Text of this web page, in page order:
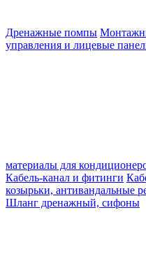
Дренажные помпы
управления и лицевые
материалы для
Кабель-канал и фитинги
козырьки, антивандальные
Шланг дренажный, сифоны